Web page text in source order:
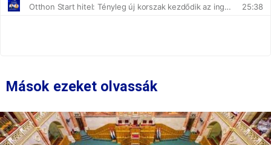
Mások ezeket olvassák